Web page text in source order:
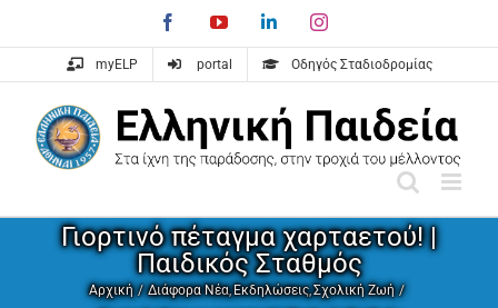
content
FacebookYouTubeLinkedInInstagram
myELP portal Οδηγός Σταδιοδρομίας
Γιορτινό πέταγμα χαρταετού! |
Παιδικός Σταθμός
Αρχική Διάφορα Νέα Εκδηλώσεις Σχολική Ζωή